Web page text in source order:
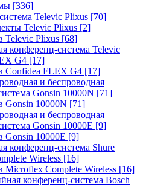
[336]
Televic Plixus [70]
Televic Plixus [2]
Televic Plixus [68]
конференц-система Televic
G4 [17]
Confidea FLEX G4 [17]
и беспроводная
Gonsin 10000N [71]
Gonsin 10000N [71]
и беспроводная
Gonsin 10000E [9]
Gonsin 10000E [9]
конференц-система Shure
Wireless [16]
Microflex Complete Wireless [16]
конференц-система Bosch